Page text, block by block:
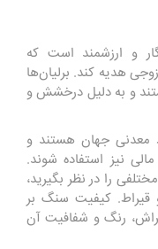
و ارزشمند است که
هدیه کند. برلیان‌ها
و به دلیل درخشش و
معدنی جهان هستند و
نیز استفاده شوند.
را در نظر بگیرید،
کیفیت سنگ بر
تراش، رنگ و شفافیت آن